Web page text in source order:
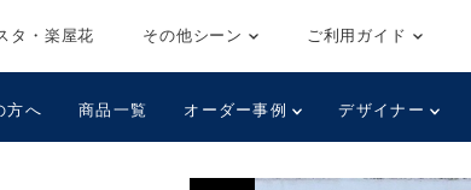
タ・楽屋花 その他シーン ご利用ガイド
方へ 商品一覧 オーダー事例 デザイナー